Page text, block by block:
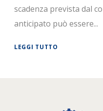
scadenza prevista dal
anticipato può essere...
LEGGI TUTTO